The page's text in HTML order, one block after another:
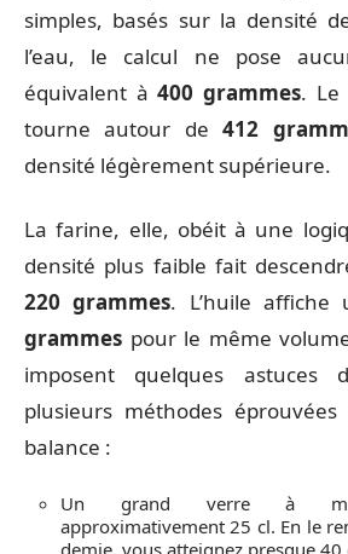
simples, basés sur la densité
l’eau, le calcul ne pose
équivalent à400 grammes. Le
tourne autour de412
densité légèrement supérieure.
La farine, elle, obéit à une
densité plus faible fait
220 grammes. L’huile
grammes pour le même
imposent quelques astuces
plusieurs méthodes
balance :
Un grand verre à
approximativement 25 cl. En le